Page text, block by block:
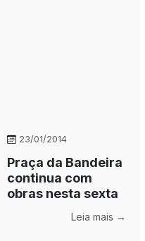
23/01/2014
Praça da Bandeira
continua com
obras nesta sexta
Leia mais →